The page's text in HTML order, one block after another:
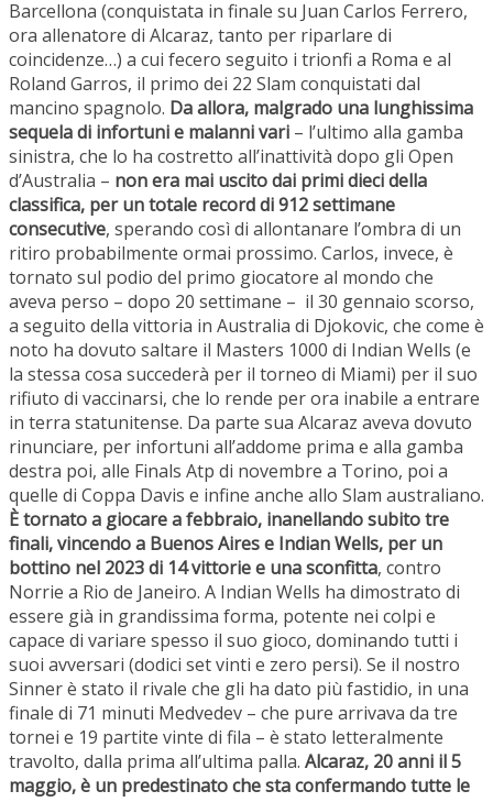
Barcellona (conquistata in finale su Juan Carlos Ferrero,
ora allenatore di Alcaraz, tanto per riparlare di
coincidenze…) a cui fecero seguito i trionfi a Roma e al
Roland Garros, il primo dei 22 Slam conquistati dal
mancino spagnolo. Da allora, malgrado una lunghissima
sequela di infortuni e malanni vari – l’ultimo alla gamba
sinistra, che lo ha costretto all’inattività dopo gli Open
d’Australia – non era mai uscito dai primi dieci della
classifica, per un totale record di 912 settimane
consecutive, sperando così di allontanare l’ombra di un
ritiro probabilmente ormai prossimo. Carlos, invece, è
tornato sul podio del primo giocatore al mondo che
aveva perso – dopo 20 settimane – il 30 gennaio scorso,
a seguito della vittoria in Australia di Djokovic, che come è
noto ha dovuto saltare il Masters 1000 di Indian Wells (e
la stessa cosa succederà per il torneo di Miami) per il suo
rifiuto di vaccinarsi, che lo rende per ora inabile a entrare
in terra statunitense. Da parte sua Alcaraz aveva dovuto
rinunciare, per infortuni all’addome prima e alla gamba
destra poi, alle Finals Atp di novembre a Torino, poi a
quelle di Coppa Davis e infine anche allo Slam australiano.
È tornato a giocare a febbraio, inanellando subito tre
finali, vincendo a Buenos Aires e Indian Wells, per un
bottino nel 2023 di 14 vittorie e una sconfitta, contro
Norrie a Rio de Janeiro. A Indian Wells ha dimostrato di
essere già in grandissima forma, potente nei colpi e
capace di variare spesso il suo gioco, dominando tutti i
suoi avversari (dodici set vinti e zero persi). Se il nostro
Sinner è stato il rivale che gli ha dato più fastidio, in una
finale di 71 minuti Medvedev – che pure arrivava da tre
tornei e 19 partite vinte di fila – è stato letteralmente
travolto, dalla prima all’ultima palla. Alcaraz, 20 anni il 5
maggio, è un predestinato che sta confermando tutte le